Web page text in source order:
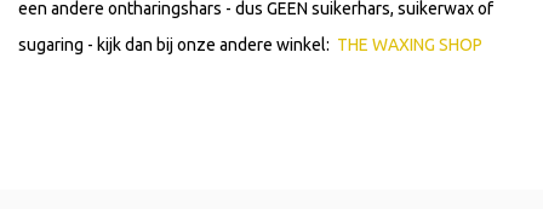
een andere ontharingshars - dus GEEN suikerhars, suikerwax of
sugaring - kijk dan bij onze andere winkel: THE WAXING SHOP